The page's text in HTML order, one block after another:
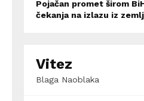
Pojačan promet širom
čekanja na izlazu iz
Vitez
Blaga Naoblaka